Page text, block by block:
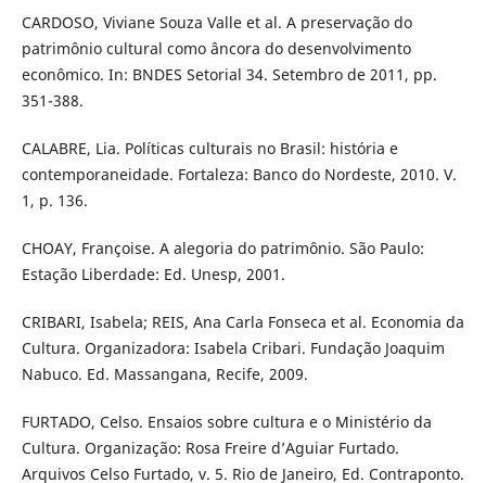
CARDOSO, Viviane Souza Valle et al. A preservação do
patrimônio cultural como âncora do desenvolvimento
econômico. In: BNDES Setorial 34. Setembro de 2011, pp.
351-388.
CALABRE, Lia. Políticas culturais no Brasil: história e
contemporaneidade. Fortaleza: Banco do Nordeste, 2010. V.
1, p. 136.
CHOAY, Françoise. A alegoria do patrimônio. São Paulo:
Estação Liberdade: Ed. Unesp, 2001.
CRIBARI, Isabela; REIS, Ana Carla Fonseca et al. Economia da
Cultura. Organizadora: Isabela Cribari. Fundação Joaquim
Nabuco. Ed. Massangana, Recife, 2009.
FURTADO, Celso. Ensaios sobre cultura e o Ministério da
Cultura. Organização: Rosa Freire d’Aguiar Furtado.
Arquivos Celso Furtado, v. 5. Rio de Janeiro, Ed. Contraponto.